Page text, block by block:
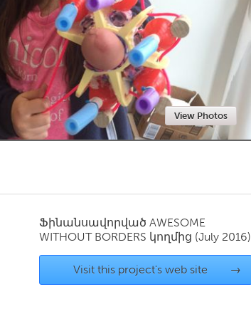
New Glasgow
Newmarket
View Photos
Ֆինանսավորված AWESOME
WITHOUT BORDERS կողմից (July 2016)
Visit this project's web site →